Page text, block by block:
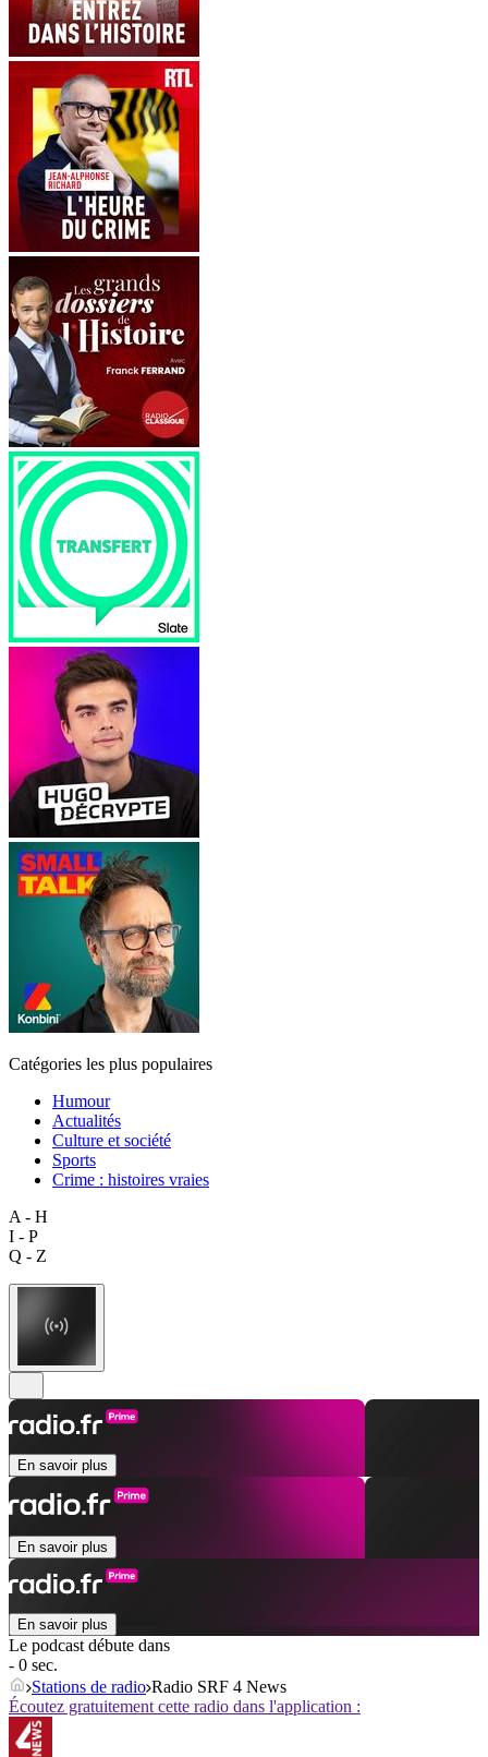
Catégories les plus populaires
Humour
Actualités
Culture et société
Sports
Crime : histoires vraies
A - H
I - P
Q - Z
En savoir plus
En savoir plus
En savoir plus
Le podcast débute dans
- 0 sec.
Stations de radio Radio SRF 4 News
Écoutez gratuitement cette radio dans l'application :